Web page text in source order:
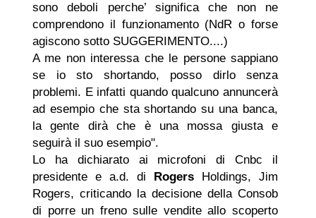
sono deboli perche’ significa che non ne
comprendono il funzionamento (NdR o forse
agiscono sotto SUGGERIMENTO....)
A me non interessa che le persone sappiano
se io sto shortando, posso dirlo senza
problemi. E infatti quando qualcuno annuncerà
ad esempio che sta shortando su una banca,
la gente dirà che è una mossa giusta e
seguirà il suo esempio".
Lo ha dichiarato ai microfoni di Cnbc il
presidente e a.d. di Rogers Holdings, Jim
Rogers, criticando la decisione della Consob
di porre un freno sulle vendite allo scoperto